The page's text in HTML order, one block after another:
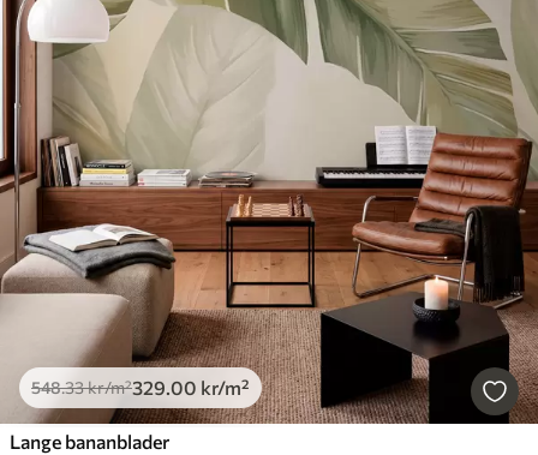
548.33kr/m²329.00 kr/m²
Lange bananblader